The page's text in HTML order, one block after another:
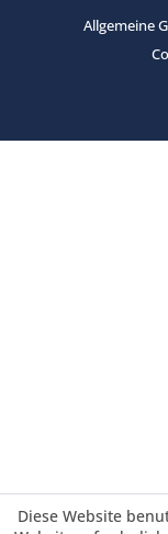
Allgemeine
Diese Website